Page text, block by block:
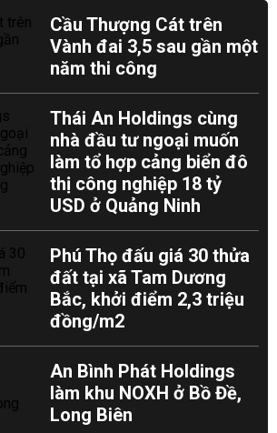
Cầu Thượng Cát trên
Vành đai 3,5 sau gần một
năm thi công
Thái An Holdings cùng
nhà đầu tư ngoại muốn
làm tổ hợp cảng biển đô
thị công nghiệp 18 tỷ
USD ở Quảng Ninh
Phú Thọ đấu giá 30 thửa
đất tại xã Tam Dương
Bắc, khởi điểm 2,3 triệu
đồng/m2
An Bình Phát Holdings
làm khu NOXH ở Bồ Đề,
Long Biên